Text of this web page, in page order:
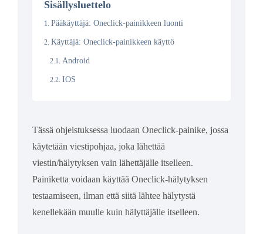
Sisällysluettelo
Pääkäyttäjä: Oneclick-painikkeen luonti
Käyttäjä: Oneclick-painikkeen käyttö
Android
IOS
Tässä ohjeistuksessa luodaan Oneclick-painike, jossa
käytetään viestipohjaa, joka lähettää
viestin/hälytyksen vain lähettäjälle itselleen.
Painiketta voidaan käyttää Oneclick-hälytyksen
testaamiseen, ilman että siitä lähtee hälytystä
kenellekään muulle kuin hälyttäjälle itselleen.